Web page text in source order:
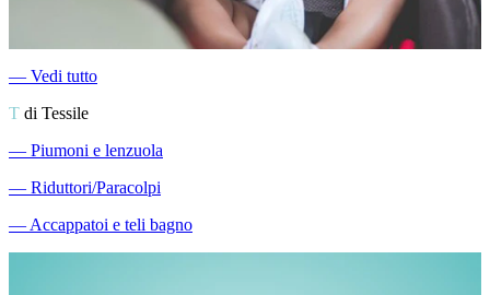
― Vedi tutto
T di Tessile
― Piumoni e lenzuola
― Riduttori/Paracolpi
―Accappatoi e teli bagno